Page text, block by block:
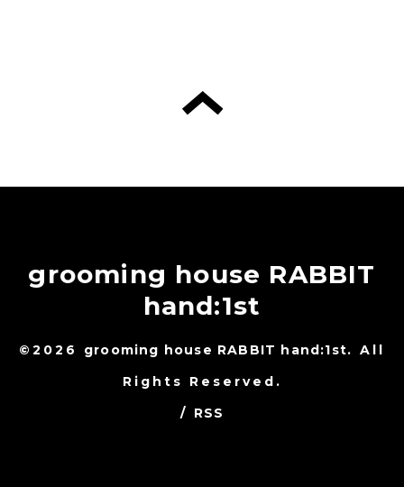
grooming house RABBIT
hand:1st
©2026 grooming house RABBIT hand:1st. All
Rights Reserved.
/ RSS